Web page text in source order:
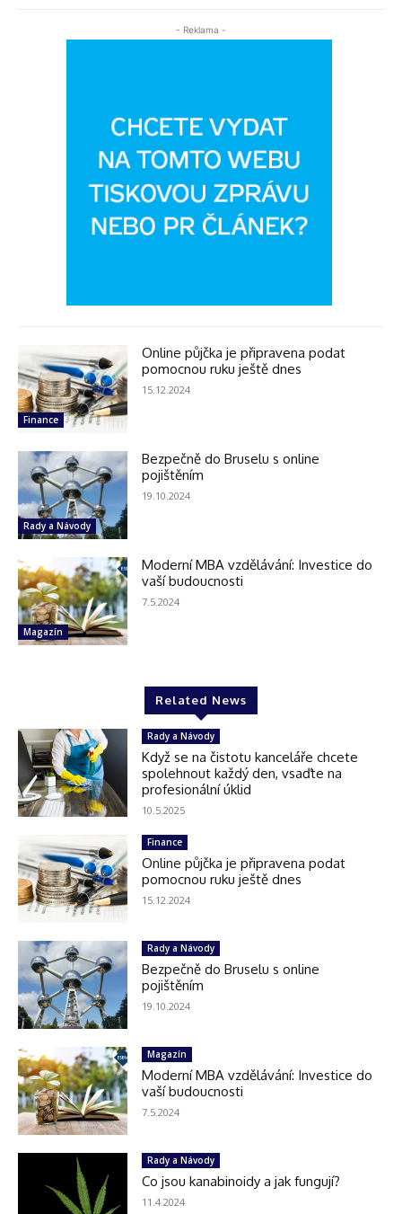
- Reklama -
Finance
Online půjčka je připravena podat
pomocnou ruku ještě dnes
15.12.2024
Rady a Návody
Bezpečně do Bruselu s online
pojištěním
19.10.2024
Magazín
Moderní MBA vzdělávání: Investice do
vaší budoucnosti
7.5.2024
Related News
Rady a Návody
Když se na čistotu kanceláře chcete
spolehnout každý den, vsaďte na
profesionální úklid
10.5.2025
Finance
Online půjčka je připravena podat
pomocnou ruku ještě dnes
15.12.2024
Rady a Návody
Bezpečně do Bruselu s online
pojištěním
19.10.2024
Magazín
Moderní MBA vzdělávání: Investice do
vaší budoucnosti
7.5.2024
Rady a Návody
Co jsou kanabinoidy a jak fungují?
11.4.2024